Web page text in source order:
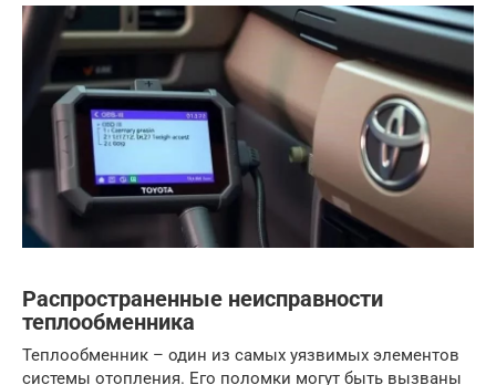
Распространенные неисправности
теплообменника
Теплообменник – один из самых уязвимых элементов
системы отопления. Его поломки могут быть вызваны